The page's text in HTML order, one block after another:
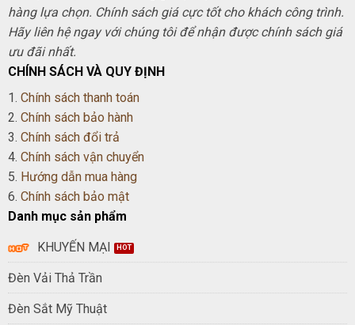
hàng lựa chọn. Chính sách giá cực tốt cho khách công trình.
Hãy liên hệ ngay với chúng tôi để nhận được chính sách giá
ưu đãi nhất.
CHÍNH SÁCH VÀ QUY ĐỊNH
1. Chính sách thanh toán
2. Chính sách bảo hành
3. Chính sách đổi trả
4. Chính sách vận chuyển
5. Hướng dẫn mua hàng
6. Chính sách bảo mật
Danh mục sản phẩm
KHUYẾN MẠI
Đèn Vải Thả Trần
Đèn Sắt Mỹ Thuật